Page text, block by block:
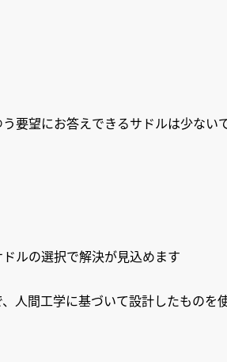
要望にお答えできるサドルは少ない
ルの選択で解決が見込めます
人間工学に基づいて設計したものを